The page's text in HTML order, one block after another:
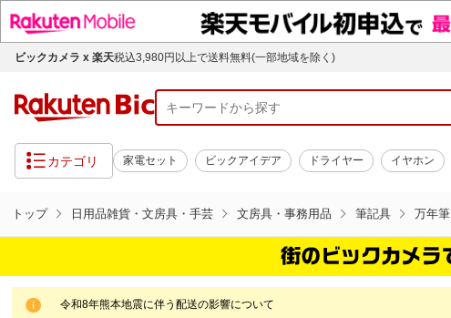
ビックカメラ x 楽天税込3,980円以上で送料無料(一部地域を除く)
カテゴリ 家電セット ビックアイデア ドライヤー イヤホン
トップ 日用品雑貨・文房具・手芸 文房具・事務用品 筆記具 万年筆
令和8年熊本地震に伴う配送の影響について